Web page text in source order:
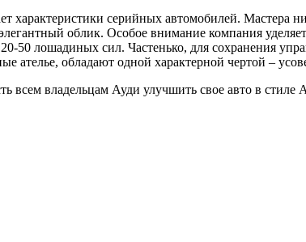
характеристики серийных автомобилей.
облик. Особое внимание компания
лошадиных сил. Частенько, для сохранения
обладают одной характерной чертой –
всем владельцам Ауди улучшить свое авто в стиле